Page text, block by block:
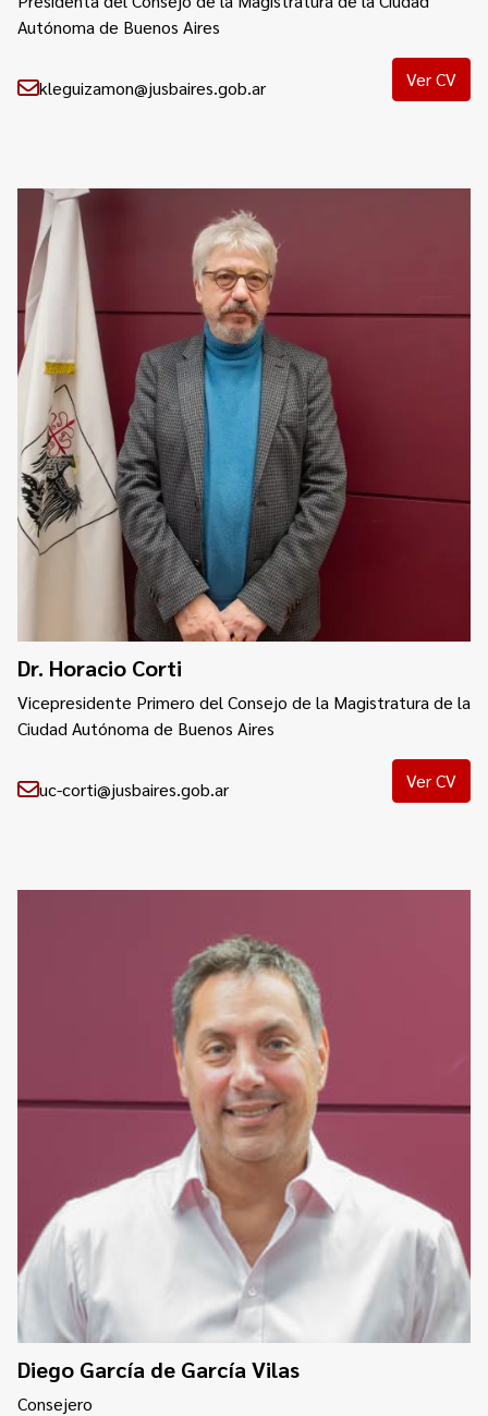
Autónoma de Buenos Aires
kleguizamon@jusbaires.gob.ar Ver CV
Dr. Horacio Corti
Vicepresidente Primero del Consejo de la Magistratura de la
Ciudad Autónoma de Buenos Aires
uc-corti@jusbaires.gob.ar Ver CV
Diego García de García Vilas
Consejero